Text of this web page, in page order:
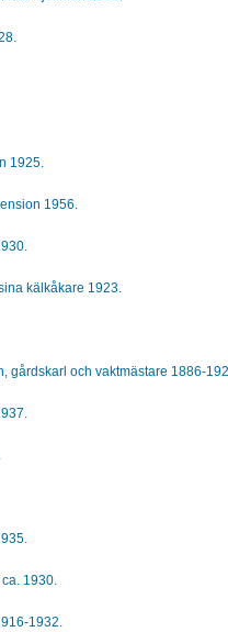
1925.
1956.
kälkåkare 1923.
gårdskarl och vaktmästare 1886-
1930.
1932.